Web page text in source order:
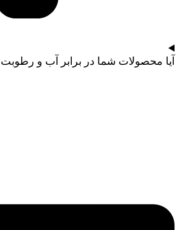
آیا محصولات شما در برابر آب و